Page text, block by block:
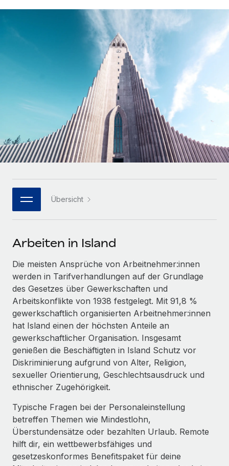
Globales Onboarding und Verwalten von
Auslagern von komplexen HR-Aufgaben
Remote Embedded
Nahtlose Integration der HR in bestehende Abläufe
Plattform
Integrierte HR-Kernfunktionen für dein Team
MCP
Integrationen
Tools
DIENSTLEISTUNGEN
Frag unsere Expert:innen
Hilfe von Expert:innen für globale HR & Compliance
Background-Checks
Einfacheres Bewerber:innen-Screening
Compliance Watchtower
Lückenlose Compliance
Globale Bereitstellung und Verfolgung von IT-
Geräten
Gründung von Niederlassungen
Schnelle, rechtssichere Gründung von
Agile HR- und Payroll-Lösungen für wachsende
Maßgeschneiderte HR-Lösungen, um Teams zu
vergrößern
Enterprise
Globale HR für Konzerne und Großunternehmen
PARTNER WERDEN
Flexible Einbettung von Global-HR-Funktionen in deine
Entdecke die Möglichkeiten einer Partnerschaft
Remote Build
Demnächst verfügbar
Beratung zu Integrationen und KI-Automatisierung
So hat der KI-Vorreiter Weaviate sein Team mit
Remote um 120 % vergrößert
Weaviate auf einen Blick Weaviate entwickelt KI-basierte
Open-Source-Infrastrukturen. Das...
Mehr erfahren
Strategische Partnerschaft zwischen
Reverse Tech und Remote für Contractor
Gesamtbeschäftigungskosten
Honorarzahlungen berechnen
Informationen zu möglichen Währungen und
Abwicklungsfristen für globale Freelancer:innen
LERNEN MIT REMOTE
Forschung und Leitfäden
Fallstudien
HR-Glossar
Bibliothek für Stellenbeschreibungen
Webinare
Events
Newsroom
Informationen zu Gehältern und Qualifikationen
Insights Center
Hol dir Unterstützung
Alle Ressourcen anzeigen
BLOG
EOR und PEO
Contractor Management
Steuern
Nederlands
Español
Português (Portugal)
한국어
Anmelden
Übersicht
Arbeiten in Island
Die meisten Ansprüche von Arbeitnehmer:innen
werden in Tarifverhandlungen auf der Grundlage
des Gesetzes über Gewerkschaften und
Arbeitskonflikte von 1938 festgelegt. Mit 91,8 %
gewerkschaftlich organisierten Arbeitnehmer:innen
hat Island einen der höchsten Anteile an
gewerkschaftlicher Organisation. Insgesamt
genießen die Beschäftigten in Island Schutz vor
Diskriminierung aufgrund von Alter, Religion,
sexueller Orientierung, Geschlechtsausdruck und
ethnischer Zugehörigkeit.
Typische Fragen bei der Personaleinstellung
betreffen Themen wie Mindestlohn,
Überstundensätze oder bezahlten Urlaub. Remote
hilft dir, ein wettbewerbsfähiges und
gesetzeskonformes Benefitspaket für deine